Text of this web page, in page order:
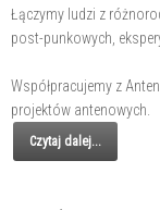
Łączymy ludzi z
post-punkowych,
Współpracujemy z
projektów antenowych.
Czytaj dalej...